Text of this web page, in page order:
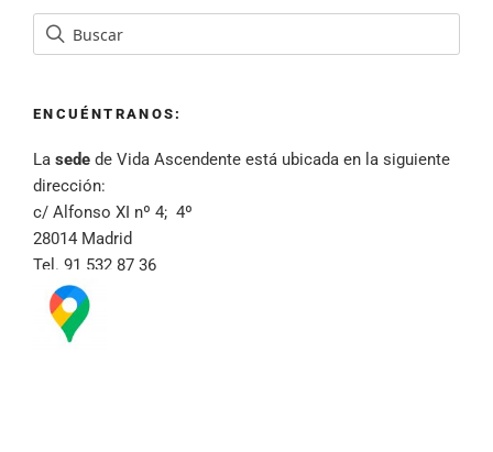
ENCUÉNTRANOS:
La sede de Vida Ascendente está ubicada en la siguiente
dirección:
c/ Alfonso XI nº 4; 4º
28014 Madrid
Tel. 91 532 87 36